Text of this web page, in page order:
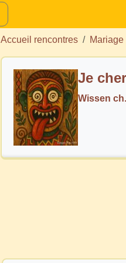
Accueil rencontres Mariage
Je
Wissen